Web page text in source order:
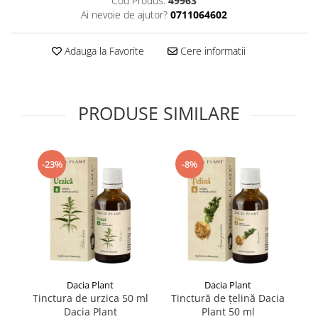
Tincturi si Gemoderivate
Vitamine si minerale
Ai nevoie de ajutor? 0711064602
Adauga la Favorite Cere informatii
PRODUSE SIMILARE
-23%
Dacia Plant
Tinctura de urzica 50 ml
Dacia Plant
-8%
Dacia Plant
Tinctură de țelină Dacia
Plant 50 ml